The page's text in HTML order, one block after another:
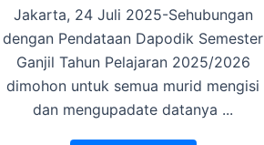
Jakarta, 24 Juli 2025-Sehubungan
dengan Pendataan Dapodik Semester
Ganjil Tahun Pelajaran 2025/2026
dimohon untuk semua murid mengisi
dan mengupadate datanya ...